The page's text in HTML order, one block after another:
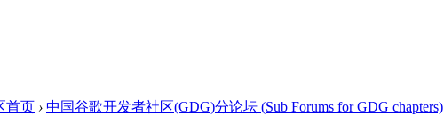
首页 › 中国谷歌开发者社区(GDG)分论坛 (Sub Forums for GDG chapters)